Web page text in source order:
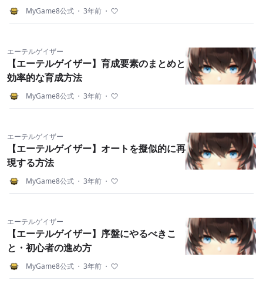
MyGame8公式 ・ 3年前 ・
エーテルゲイザー
【エーテルゲイザー】育成要素のまとめと
効率的な育成方法
MyGame8公式 ・ 3年前 ・
エーテルゲイザー
【エーテルゲイザー】オートを擬似的に再
現する方法
MyGame8公式 ・ 3年前 ・
エーテルゲイザー
【エーテルゲイザー】序盤にやるべきこ
と・初心者の進め方
MyGame8公式 ・ 3年前 ・